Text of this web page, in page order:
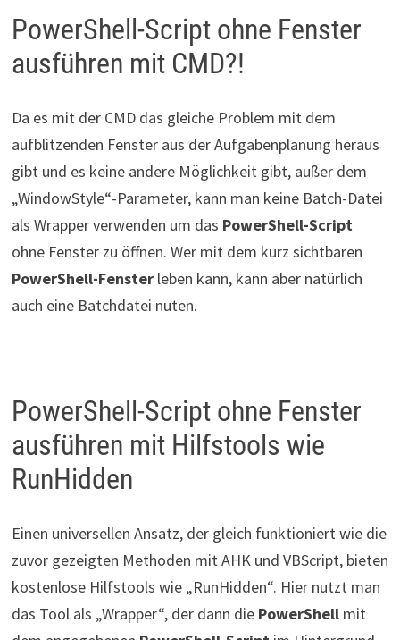
PowerShell-Script ohne Fenster
ausführen mit CMD?!
Da es mit der CMD das gleiche Problem mit dem
aufblitzenden Fenster aus der Aufgabenplanung heraus
gibt und es keine andere Möglichkeit gibt, außer dem
„WindowStyle“-Parameter, kann man keine Batch-Datei
als Wrapper verwenden um das PowerShell-Script
ohne Fenster zu öffnen. Wer mit dem kurz sichtbaren
PowerShell-Fensterleben kann, kann aber natürlich
auch eine Batchdatei nuten.
PowerShell-Script ohne Fenster
ausführen mit Hilfstools wie
RunHidden
Einen universellen Ansatz, der gleich funktioniert wie die
zuvor gezeigten Methoden mit AHK und VBScript, bieten
kostenlose Hilfstools wie „RunHidden“. Hier nutzt man
das Tool als „Wrapper“, der dann die PowerShellmit